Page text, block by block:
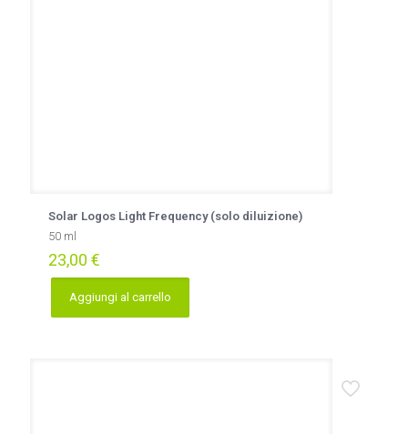
Solar Logos Light Frequency (solo diluizione)
50 ml
23,00 €
Aggiungi al carrello